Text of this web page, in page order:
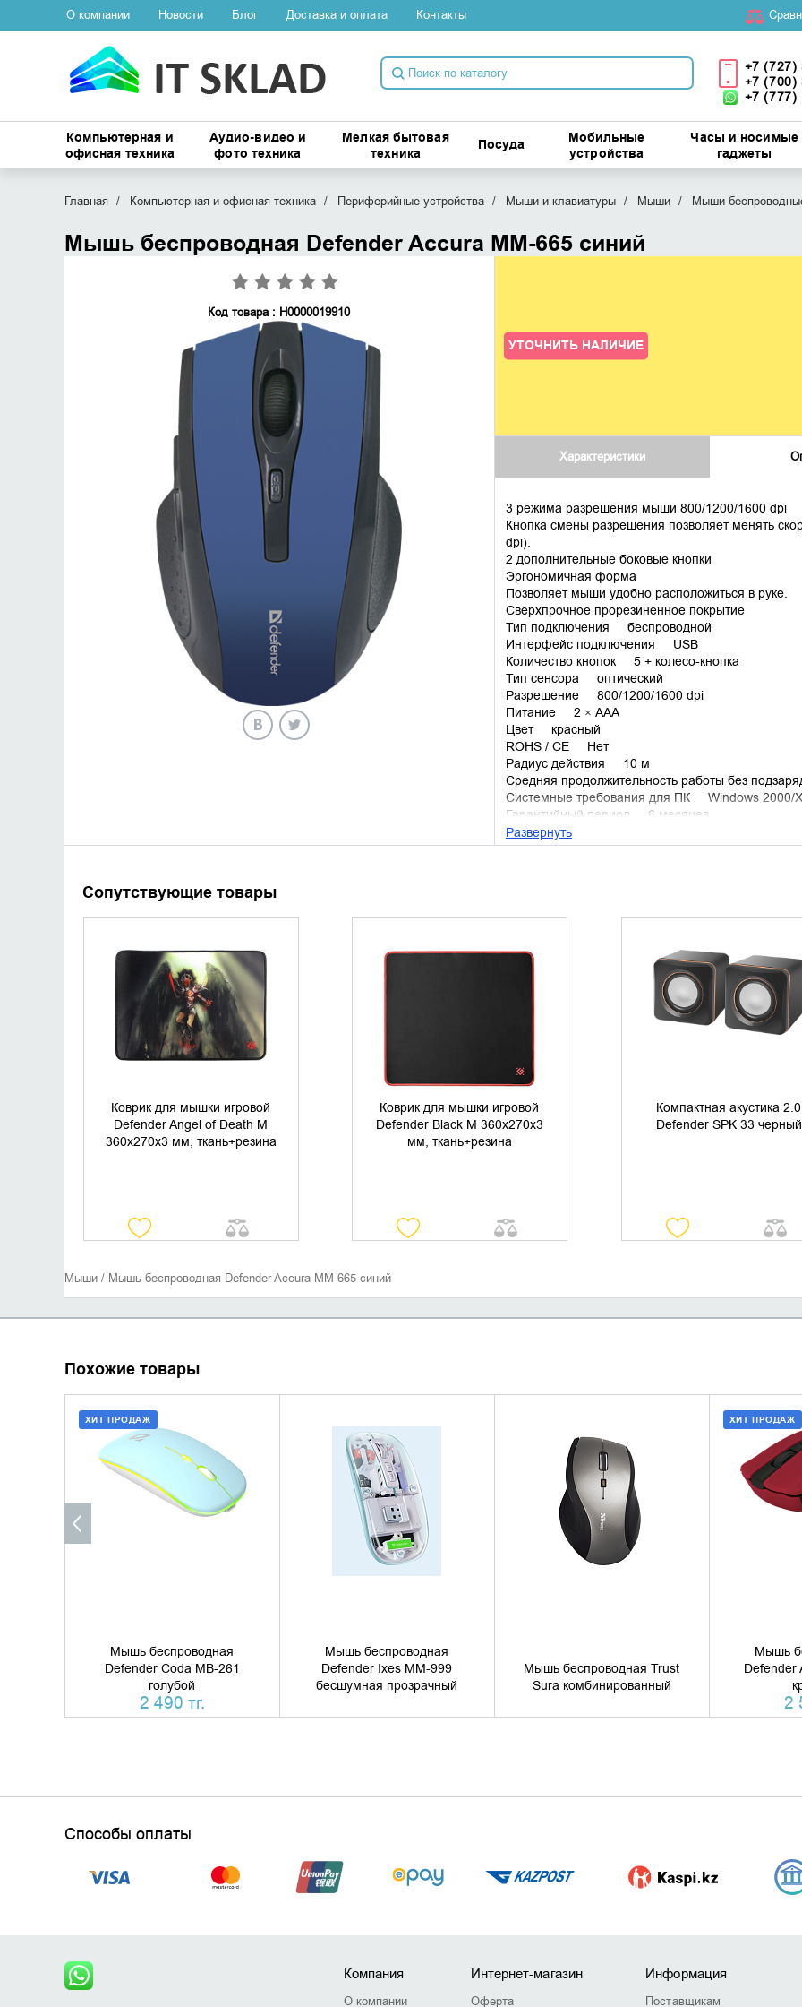
О компании Новости Блог Доставка и оплата Контакты
+7 (727)
+7 (700)
+7 (777)
Компьютерная и
офисная техника
Аудио-видео и
фото техника
Мелкая бытовая
техника
Посуда
Мобильные
устройства
Часы и носимые
гаджеты
Главная Компьютерная и офисная техника Периферийные устройства Мыши и клавиатуры Мыши Мыши
Мышь беспроводная Defender Accura MM-665 синий
Код товара : Н0000019910
УТОЧНИТЬ НАЛИЧИЕ
Характеристики
3 режима разрешения мыши 800/1200/1600 dpi
Кнопка смены разрешения позволяет менять
dpi).
2 дополнительные боковые кнопки
Эргономичная форма
Позволяет мыши удобно расположиться в руке.
Сверхпрочное прорезиненное покрытие
Тип подключения беспроводной
Интерфейс подключения USB
Количество кнопок 5 + колесо-кнопка
Тип сенсора оптический
Разрешение 800/1200/1600 dpi
Питание 2 × AAA
Цвет красный
ROHS / CE Нет
Радиус действия 10 м
Средняя продолжительность работы без
Системные требования для ПК Windows 2000/
Гарантийный период 6 месяцев
Развернуть
Сопутствующие товары
Коврик для мышки игровой
Defender Angel of Death M
360x270x3 мм, ткань+резина
УТОЧНИТЬ НАЛИЧИЕ
Коврик для мышки игровой
Defender Black M 360x270x3
мм, ткань+резина
Компактная акустика 2.0
Defender SPK 33 черный
УТОЧНИТЬ НАЛИЧИЕ
Мыши / Мышь беспроводная Defender Accura MM-665 синий
Похожие товары
Мышь беспроводная
Defender Coda MB-261
голубой
2 490 тг.
ХИТ ПРОДАЖ
ДОБАВИТЬ В КОРЗИНУ
КУПИТЬ В 1 КЛИК
Мышь беспроводная
Defender Ixes MM-999
бесшумная прозрачный
УТОЧНИТЬ НАЛИЧИЕ
Мышь беспроводная Trust
Sura комбинированный
УТОЧНИТЬ НАЛИЧИЕ
Мышь
Defender
2
ХИТ ПРОДАЖ
Способы оплаты
Компания
О компании
Интернет-магазин
Оферта
Информация
Поставщикам